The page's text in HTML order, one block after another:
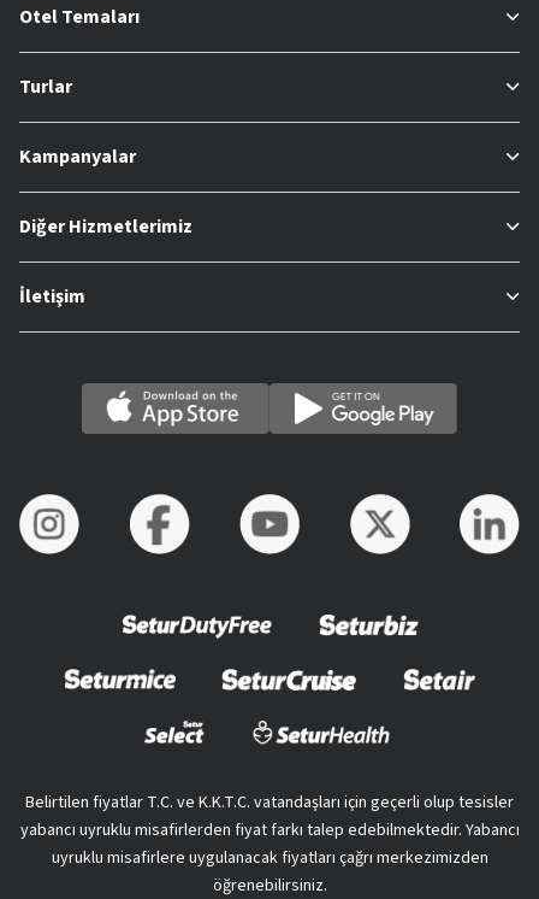
Otel Temaları
Turlar
Kampanyalar
Diğer Hizmetlerimiz
İletişim
Belirtilen fiyatlar T.C. ve K.K.T.C. vatandaşları için geçerli olup tesisler
yabancı uyruklu misafirlerden fiyat farkı talep edebilmektedir. Yabancı
uyruklu misafirlere uygulanacak fiyatları çağrı merkezimizden
öğrenebilirsiniz.